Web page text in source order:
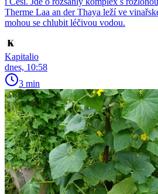
Therme Laa an der Thaya leží ve
mohou se chlubit léčivou vodou.
Kapitalio
dnes, 10:58
3 min